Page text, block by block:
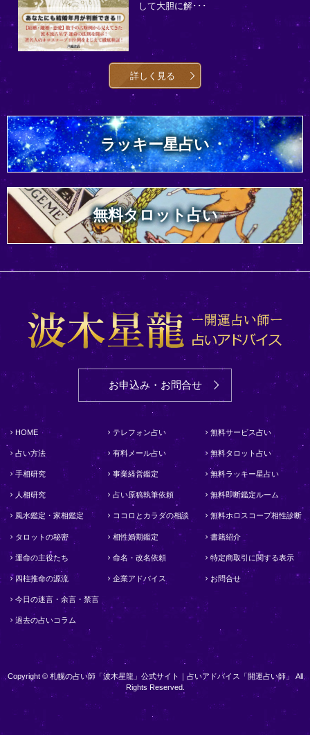
して大胆に解･･･
詳しく見る
ラッキー星占い
無料タロット占い
お申込み・お問合せ
HOME
占い方法
手相研究
人相研究
風水鑑定・家相鑑定
タロットの秘密
運命の主役たち
四柱推命の源流
今日の迷言・余言・禁言
過去の占いコラム
テレフォン占い
有料メール占い
事業経営鑑定
占い原稿執筆依頼
ココロとカラダの相談
相性婚期鑑定
命名・改名依頼
企業アドバイス
無料サービス占い
無料タロット占い
無料ラッキー星占い
無料即断鑑定ルーム
無料ホロスコープ相性診断
書籍紹介
特定商取引に関する表示
お問合せ
Copyright © 札幌の占い師「波木星龍」公式サイト｜占いアドバイス「開運占い師」 All
Rights Reserved.